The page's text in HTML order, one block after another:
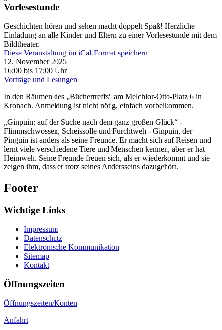
Vorlesestunde
Geschichten hören und sehen macht doppelt Spaß! Herzliche
Einladung an alle Kinder und Eltern zu einer Vorlesestunde mit dem
Bildtheater.
Diese Veranstaltung im iCal-Format speichern
12. November 2025
16:00 bis 17:00 Uhr
Vorträge und Lesungen
In den Räumen des „Büchertreffs“ am Melchior-Otto-Platz 6 in
Kronach. Anmeldung ist nicht nötig, einfach vorbeikommen.
„Ginpuin: auf der Suche nach dem ganz großen Glück“ -
Flimmschwossen, Scheissolle und Furchtweh - Ginpuin, der
Pinguin ist anders als seine Freunde. Er macht sich auf Reisen und
lernt viele verschiedene Tiere und Menschen kennen, aber er hat
Heimweh. Seine Freunde freuen sich, als er wiederkommt und sie
zeigen ihm, dass er trotz seines Andersseins dazugehört.
Footer
Wichtige Links
Impressum
Datenschutz
Elektronische Kommunikation
Sitemap
Kontakt
Öffnungszeiten
Öffnungszeiten/Konten
Anfahrt